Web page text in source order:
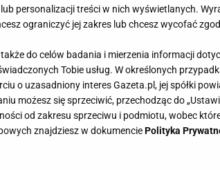
masz szans na komplet punktów w
ci się zdobyć przynajmniej 8/10?
QUIZ WIEDZY ROZRYWKA
Mieszczuchy odpadają przy 1.
Jeśli odróżniasz krowę od byka,
personalizacji treści w nich wyświetlanych.
ograniczyć jej zakres lub chcesz wycofać
do celów badania i mierzenia informacji
Tobie usług. W określonych
o uzasadniony interes Gazeta.pl, jej spółki
możesz się sprzeciwić, przechodząc do
od zakresu sprzeciwu i podmiotu, wobec
znajdziesz w dokumenciePolityka